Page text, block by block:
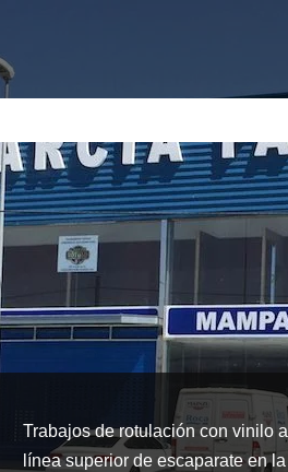
Trabajos de rotulación con vinilo
línea superior de escaparate en